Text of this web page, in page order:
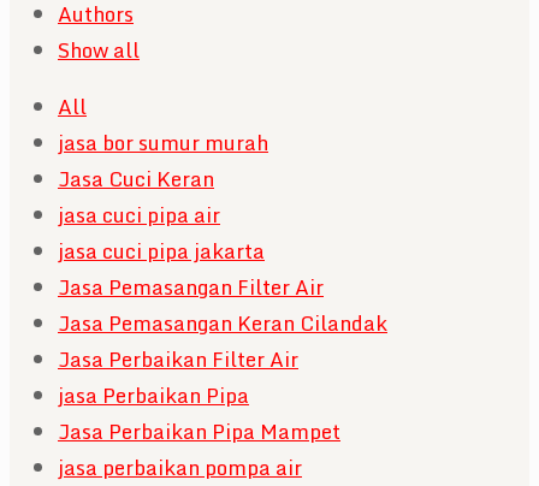
Authors
Show all
All
jasa bor sumur murah
Jasa Cuci Keran
jasa cuci pipa air
jasa cuci pipa jakarta
Jasa Pemasangan Filter Air
Jasa Pemasangan Keran Cilandak
Jasa Perbaikan Filter Air
jasa Perbaikan Pipa
Jasa Perbaikan Pipa Mampet
jasa perbaikan pompa air